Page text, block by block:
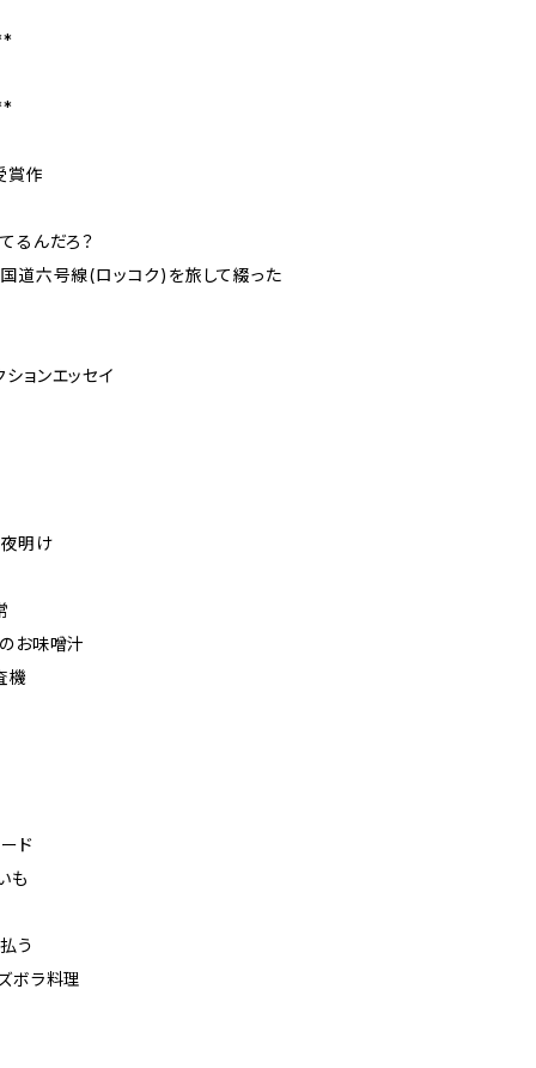
賞作
るんだろ？
道六号線(ロッコク)を旅して綴った
ョンエッセイ
夜明け
お味噌汁
機
ド
も
う
ボラ料理